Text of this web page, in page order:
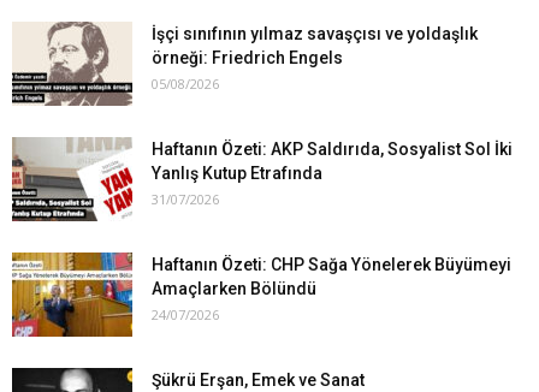
İşçi sınıfının yılmaz savaşçısı ve yoldaşlık
örneği: Friedrich Engels
05/08/2026
Haftanın Özeti: AKP Saldırıda, Sosyalist Sol İki
Yanlış Kutup Etrafında
31/07/2026
Haftanın Özeti: CHP Sağa Yönelerek Büyümeyi
Amaçlarken Bölündü
24/07/2026
Şükrü Erşan, Emek ve Sanat